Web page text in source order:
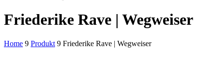
Friederike Rave | Wegweiser
Home 9 Produkt 9 Friederike Rave | Wegweiser